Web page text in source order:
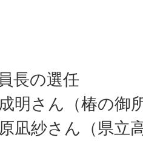
長の選任
明さん（椿の御
凪紗さん（県立